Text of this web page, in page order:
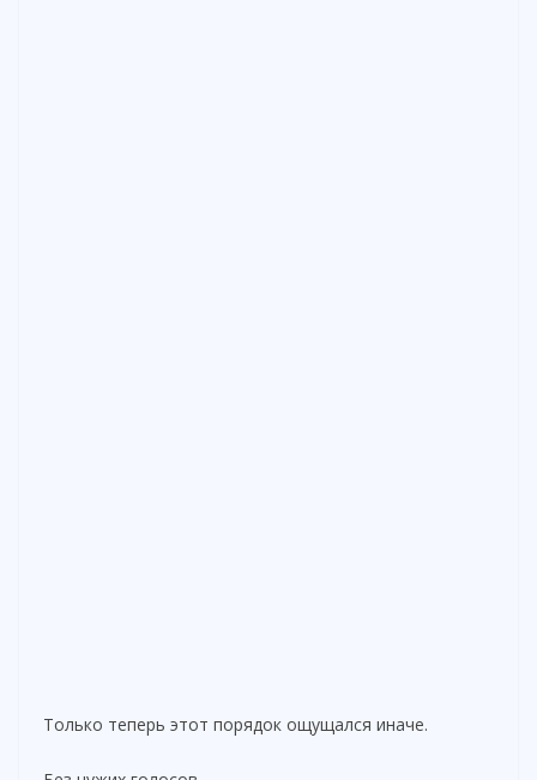
Только теперь этот порядок ощущался иначе.